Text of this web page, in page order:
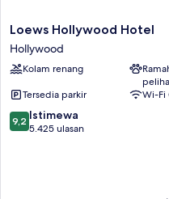
Loews
Hollywood
Hotel
Hollywood
Loews Hollywood Hotel
Hollywood
Kolam renang
Tersedia parkir
Wi-Fi
9.2
dari
9,2 Istimewa
5.425 ulasan